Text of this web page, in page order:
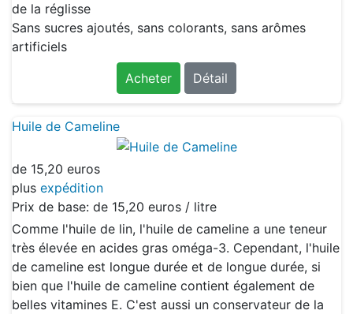
de la réglisse
Sans sucres ajoutés, sans colorants, sans arômes
artificiels
Acheter
Détail
Huile de Cameline
de 15,20 euros
plus expédition
Prix de base: de 15,20 euros / litre
Comme l'huile de lin, l'huile de cameline a une teneur
très élevée en acides gras oméga-3. Cependant, l'huile
de cameline est longue durée et de longue durée, si
bien que l'huile de cameline contient également de
belles vitamines E. C'est aussi un conservateur de la